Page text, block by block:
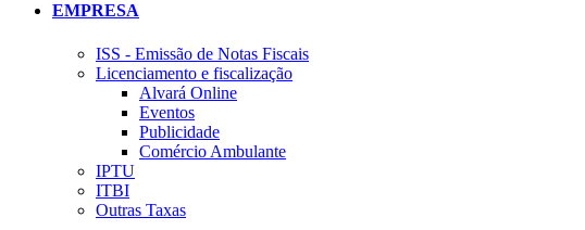
EMPRESA
ISS - Emissão de Notas Fiscais
Licenciamento e fiscalização
Alvará Online
Eventos
Publicidade
Comércio Ambulante
IPTU
ITBI
Outras Taxas